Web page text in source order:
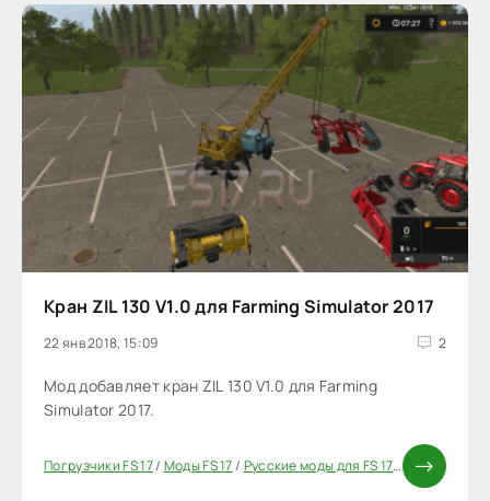
Кран ZIL 130 V1.0 для Farming Simulator 2017
22 янв 2018, 15:09 2
Мод добавляет кран ZIL 130 V1.0 для Farming
Simulator 2017.
Погрузчики FS 17/ Моды FS 17/ Русские моды для FS 17/Русская